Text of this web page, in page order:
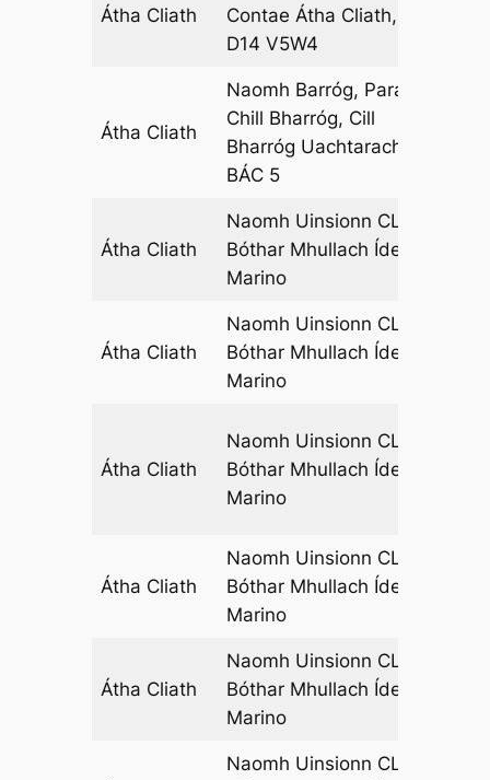
Átha Cliath
Contae Átha Cliath, Éire,
D14 V5W4
Átha Cliath
Naomh Barróg, Paráid
Chill Bharróg, Cill
Bharróg Uachtarach,
BÁC 5
Átha Cliath
Naomh Uinsionn CLG,
Bóthar Mhullach Íde,
Marino
Átha Cliath
Naomh Uinsionn CLG,
Bóthar Mhullach Íde,
Marino
Átha Cliath
Naomh Uinsionn CLG,
Bóthar Mhullach Íde,
Marino
Átha Cliath
Naomh Uinsionn CLG,
Bóthar Mhullach Íde,
Marino
Átha Cliath
Naomh Uinsionn CLG,
Bóthar Mhullach Íde,
Marino
Naomh Uinsionn CLG,